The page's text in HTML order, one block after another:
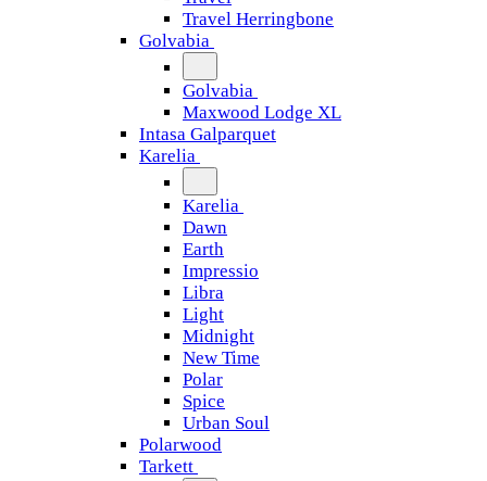
Travel Herringbone
Golvabia
Golvabia
Maxwood Lodge XL
Intasa Galparquet
Karelia
Karelia
Dawn
Earth
Impressio
Libra
Light
Midnight
New Time
Polar
Spice
Urban Soul
Polarwood
Tarkett